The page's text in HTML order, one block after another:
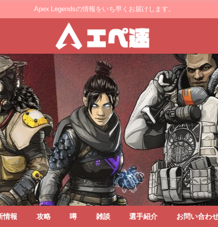
Apex Legendsの情報をいち早くお届けします。
情報 攻略 噂 雑談 選手紹介 お問い合わ